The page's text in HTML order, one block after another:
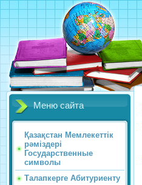
Меню сайта
Қазақстан Мемлекеттік
рәміздері
Государственные
символы
Талапкерге Абитуриенту